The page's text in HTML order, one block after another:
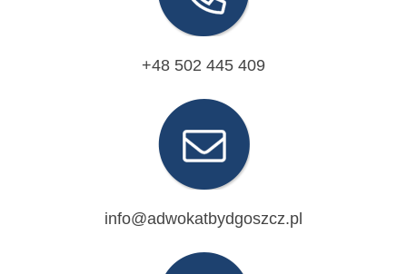
+48 502 445 409
info@adwokatbydgoszcz.pl